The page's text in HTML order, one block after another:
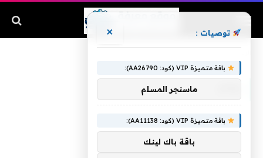
توصيات : ×
باقة متميزة VIP (كود: AA26790):
ماسنجر المسلم
باقة متميزة VIP (كود: AA11138):
باقة باك لينك